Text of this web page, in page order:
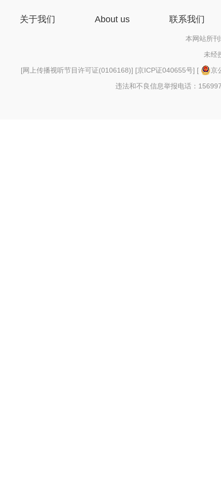
关于我们 About us 联系我们
本网站所
未经
[网上传播视听节目许可证(0106168)] [京ICP证040655号] [
京
违法和不良信息举报电话：